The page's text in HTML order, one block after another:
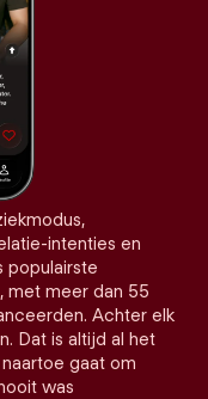
intenties en
populairste
met meer dan 55
Achter elk
Dat is altijd al het
gaat om
was